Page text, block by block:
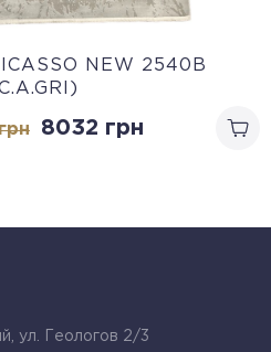
NEW 2540B
8032 грн
ул. Геологов 2/3